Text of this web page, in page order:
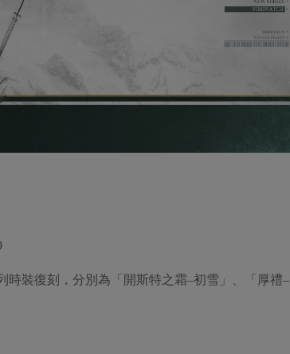
裝復刻，分別為「開斯特之霜–初雪」、「厚禮–